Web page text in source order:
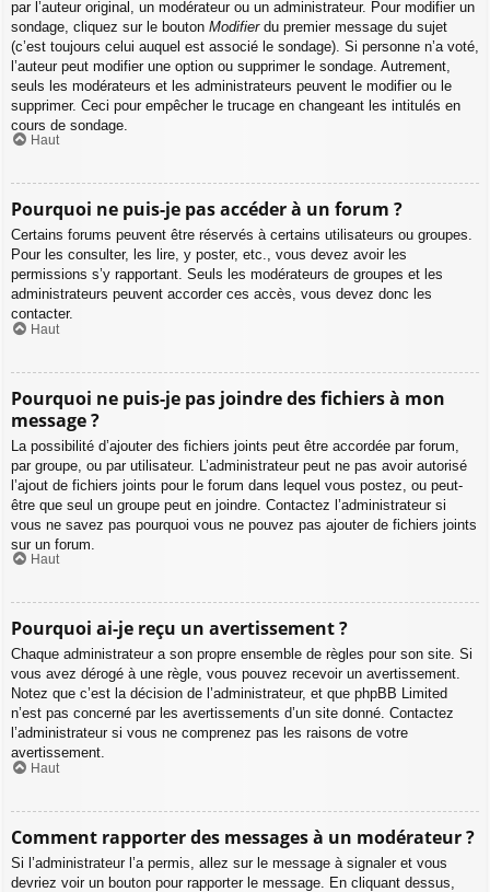
par l’auteur original, un modérateur ou un administrateur. Pour modifier un
sondage, cliquez sur le bouton Modifierdu premier message du sujet
(c’est toujours celui auquel est associé le sondage). Si personne n’a voté,
l’auteur peut modifier une option ou supprimer le sondage. Autrement,
seuls les modérateurs et les administrateurs peuvent le modifier ou le
supprimer. Ceci pour empêcher le trucage en changeant les intitulés en
cours de sondage.
Haut
Pourquoi ne puis-je pas accéder à un forum ?
Certains forums peuvent être réservés à certains utilisateurs ou groupes.
Pour les consulter, les lire, y poster, etc., vous devez avoir les
permissions s’y rapportant. Seuls les modérateurs de groupes et les
administrateurs peuvent accorder ces accès, vous devez donc les
contacter.
Haut
Pourquoi ne puis-je pas joindre des fichiers à mon
message ?
La possibilité d’ajouter des fichiers joints peut être accordée par forum,
par groupe, ou par utilisateur. L’administrateur peut ne pas avoir autorisé
l’ajout de fichiers joints pour le forum dans lequel vous postez, ou peut-
être que seul un groupe peut en joindre. Contactez l’administrateur si
vous ne savez pas pourquoi vous ne pouvez pas ajouter de fichiers joints
sur un forum.
Haut
Pourquoi ai-je reçu un avertissement ?
Chaque administrateur a son propre ensemble de règles pour son site. Si
vous avez dérogé à une règle, vous pouvez recevoir un avertissement.
Notez que c’est la décision de l’administrateur, et que phpBB Limited
n’est pas concerné par les avertissements d’un site donné. Contactez
l’administrateur si vous ne comprenez pas les raisons de votre
avertissement.
Haut
Comment rapporter des messages à un modérateur ?
Si l’administrateur l’a permis, allez sur le message à signaler et vous
devriez voir un bouton pour rapporter le message. En cliquant dessus,